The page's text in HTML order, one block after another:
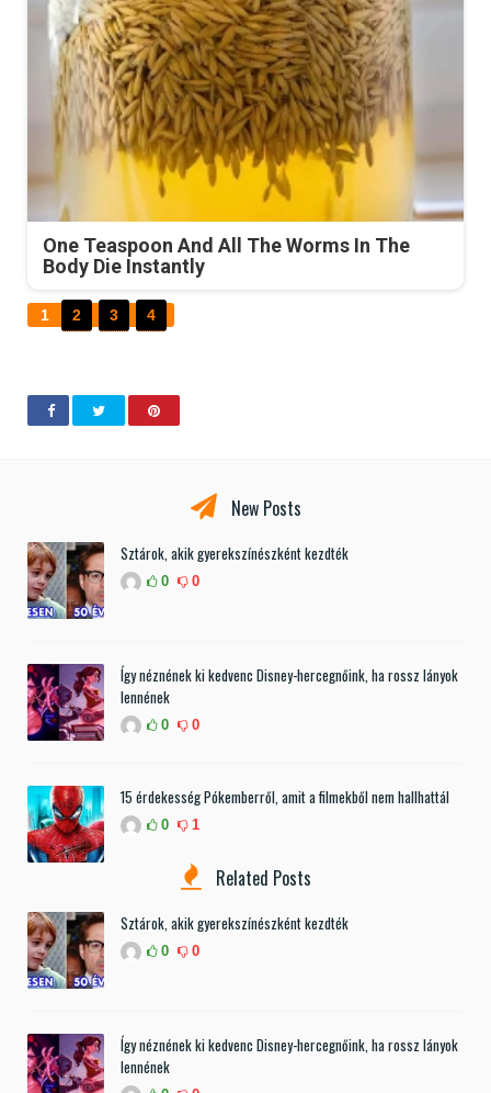
One Teaspoon And All The Worms In The
Body Die Instantly
1 2 3 4
New Posts
Sztárok, akik gyerekszínészként kezdték
0 0
Így néznének ki kedvenc Disney-hercegnőink, ha rossz lányok
lennének
0 0
15 érdekesség Pókemberről, amit a filmekből nem hallhattál
0 1
Related Posts
Sztárok, akik gyerekszínészként kezdték
0 0
Így néznének ki kedvenc Disney-hercegnőink, ha rossz lányok
lennének